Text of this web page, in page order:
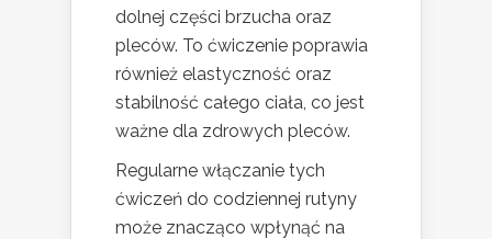
dolnej części brzucha oraz
pleców. To ćwiczenie poprawia
również elastyczność oraz
stabilność całego ciała, co jest
ważne dla zdrowych pleców.
Regularne włączanie tych
ćwiczeń do codziennej rutyny
może znacząco wpłynąć na